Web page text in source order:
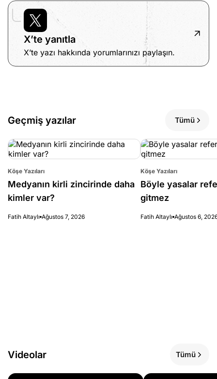
X’te yanıtla
X’te yazı hakkında yorumlarınızı paylaşın.
Geçmiş yazılar Tümü
Köşe Yazıları
Medyanın kirli zincirinde daha
kimler var?
Fatih Altaylı Ağustos 7, 2026
Köşe Yazıları
Böyle yasalar
gitmez
Fatih Altaylı Ağustos 6,
Videolar Tümü